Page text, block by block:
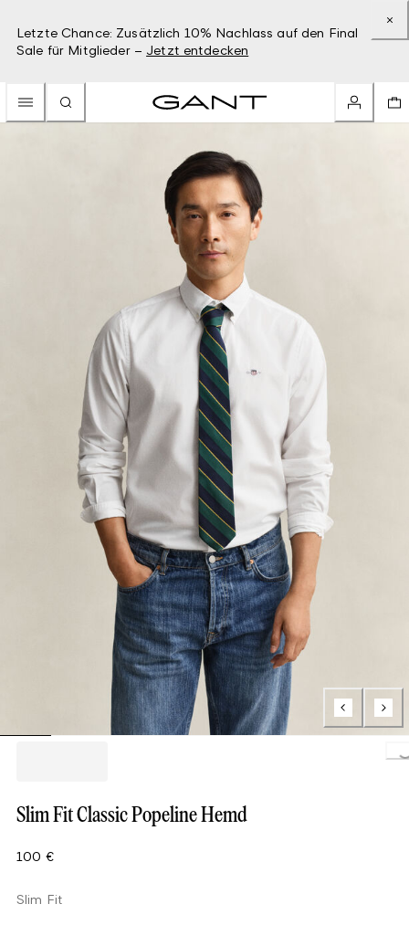
Letzte Chance: Zusätzlich 10% Nachlass auf den Final
Sale für Mitglieder – Jetzt entdecken
Slim Fit Classic Popeline Hemd
100 €
Slim Fit